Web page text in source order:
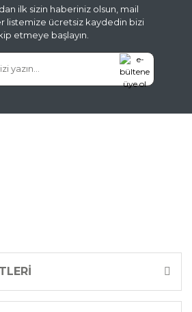
ilk sizin haberiniz olsun, mail
listemize ücretsiz kaydedin bizi
etmeye başlayın.